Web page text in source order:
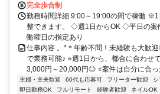
完全歩合制
勤務時間詳細 9:00～19:00の間で稼働 ※1
整できます。 ◇週1日からOK ◇平日の
働曜日の指定あり
仕事内容 。*＊年齢不問！未経験も大歓
で業務可能♪ ⭐週1日から、都合に合わせ
3,000円～20,000円◎ ⭐案件は自分に合
主婦・主夫歓迎 60代も応募可 フリーター歓迎
即日勤務OK
フルリモート 経験者歓迎 ネイルOK